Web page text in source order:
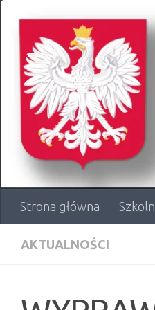
Przejdź do treści
Strona główna
AKTUALNOŚCI